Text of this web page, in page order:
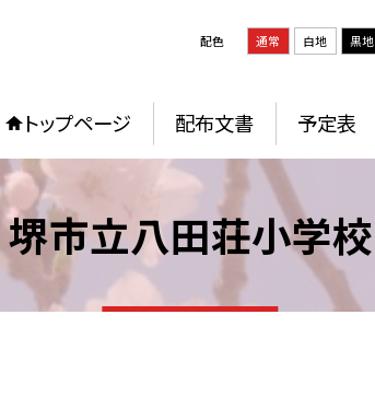
配色 通常 白地 黒地
トップページ 配布文書 予定表
堺市立八田荘小学校